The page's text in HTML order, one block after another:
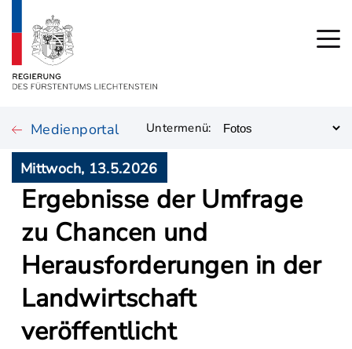
Medienportal Untermenü:
Mittwoch, 13.5.2026
Ergebnisse der Umfrage
zu Chancen und
Herausforderungen in der
Landwirtschaft
veröffentlicht